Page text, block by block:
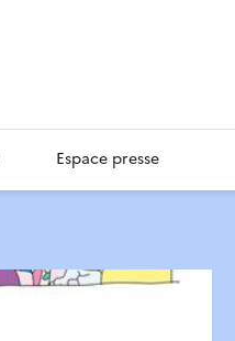
Espace presse